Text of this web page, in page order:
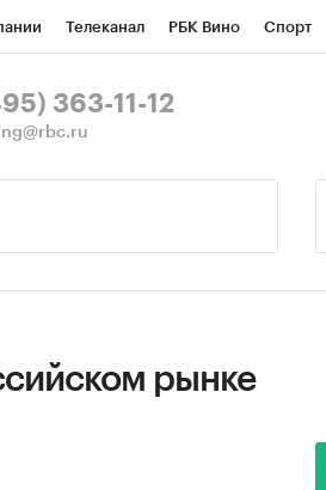
Телеканал РБК Вино Спорт
Спецпроекты
363-11-12
рынке